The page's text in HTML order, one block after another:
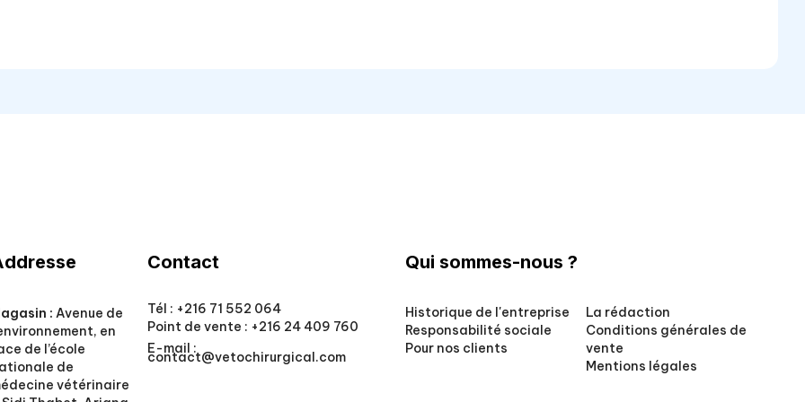
: Avenue de
en
de l’école
de
vétérinaire
Contact
Tél : +216 71 552 064
Point de vente : +216 24 409 760
E-mail :
contact@vetochirurgical.com
Qui sommes-nous ?
Historique de l'entreprise
Responsabilité sociale
Pour nos clients
La rédaction
Conditions générales de
vente
Mentions légales